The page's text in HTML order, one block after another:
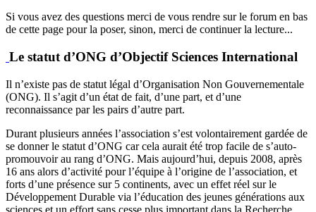
Si vous avez des questions merci de vous rendre sur le forum en bas
de cette page pour la poser, sinon, merci de continuer la lecture...
Le statut d’ONG d’Objectif Sciences International
Il n’existe pas de statut légal d’Organisation Non Gouvernementale
(ONG). Il s’agit d’un état de fait, d’une part, et d’une
reconnaissance par les pairs d’autre part.
Durant plusieurs années l’association s’est volontairement gardée de
se donner le statut d’ONG car cela aurait été trop facile de s’auto-
promouvoir au rang d’ONG. Mais aujourd’hui, depuis 2008, après
16 ans alors d’activité pour l’équipe à l’origine de l’association, et
forts d’une présence sur 5 continents, avec un effet réel sur le
Développement Durable via l’éducation des jeunes générations aux
sciences et un effort sans cesse plus important dans la Recherche